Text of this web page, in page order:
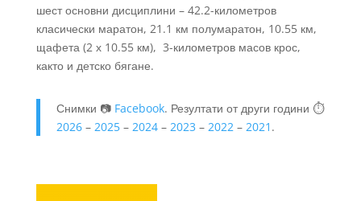
шест основни дисциплини – 42.2-километров
класически маратон, 21.1 км полумаратон, 10.55 км,
щафета (2 х 10.55 км), 3-километров масов крос,
както и детско бягане.
Снимки 📷 Facebook. Резултати от други години ⏱️
2026– 2025– 2024– 2023 – 2022– 2021 .